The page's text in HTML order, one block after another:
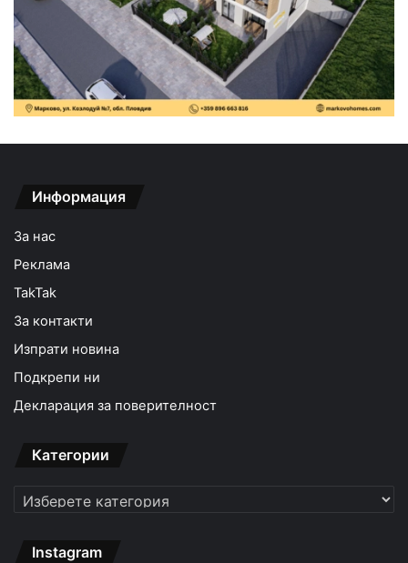
Информация
За нас
Реклама
TakTak
За контакти
Изпрати новина
Подкрепи ни
Декларация за поверителност
Категории
Категории
Instagram